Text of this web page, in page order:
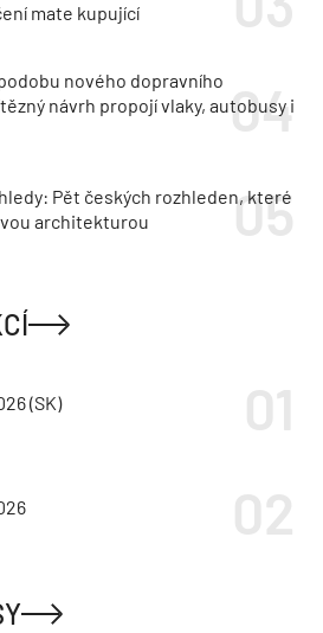
mate kupující
nového dopravního
návrh propojí vlaky, autobusy i
Pět českých rozhleden, které
architekturou
(SK)